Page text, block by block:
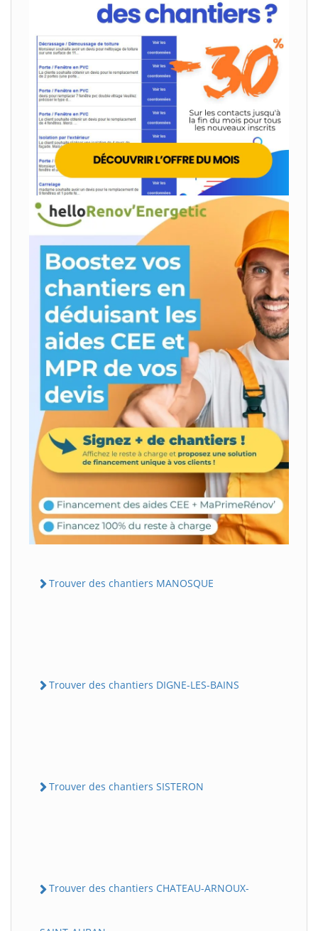
Trouver des chantiers MANOSQUE
Trouver des chantiers DIGNE-LES-BAINS
Trouver des chantiers SISTERON
Trouver des chantiers CHATEAU-ARNOUX-